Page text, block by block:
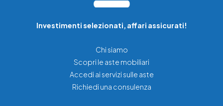
Investimenti selezionati, affari assicurati!
Chi siamo
Scopri le aste mobiliari
Accedi ai servizi sulle aste
Richiedi una consulenza